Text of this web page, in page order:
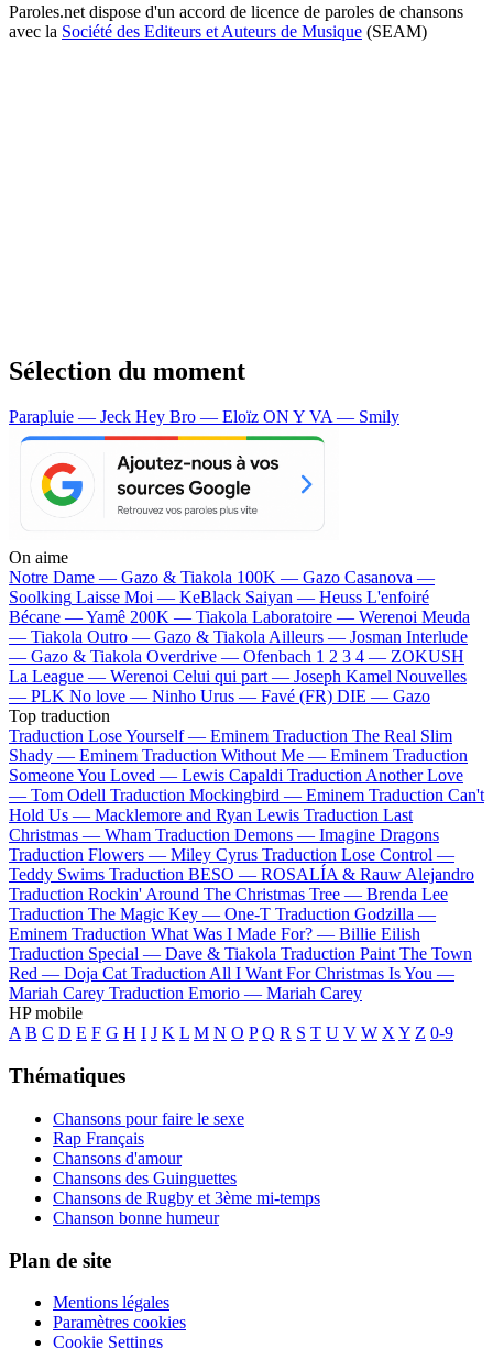
Paroles.net dispose d'un accord de licence de paroles de chansons
avec la Société des Editeurs et Auteurs de Musique (SEAM)
Sélection du moment
Parapluie — Jeck Hey Bro — Eloïz ON Y VA — Smily
On aime
Notre Dame — Gazo & Tiakola 100K — Gazo Casanova —
Soolking Laisse Moi — KeBlack Saiyan — Heuss L'enfoiré
Bécane —Yamê 200K — Tiakola Laboratoire — Werenoi Meuda
— Tiakola Outro — Gazo & TiakolaAilleurs — Josman Interlude
— Gazo & Tiakola Overdrive — Ofenbach 1 2 3 4 — ZOKUSH
La League — Werenoi Celui qui part — Joseph Kamel Nouvelles
— PLK No love — Ninho Urus — Favé (FR) DIE — Gazo
Top traduction
Traduction Lose Yourself — Eminem Traduction The Real Slim
Shady — Eminem Traduction Without Me — Eminem Traduction
Someone You Loved — Lewis Capaldi Traduction Another Love
— Tom Odell Traduction Mockingbird — Eminem Traduction Can't
Hold Us — Macklemore and Ryan Lewis Traduction Last
Christmas — Wham Traduction Demons — Imagine Dragons
Traduction Flowers — Miley Cyrus Traduction Lose Control —
Teddy Swims Traduction BESO — ROSALÍA & Rauw Alejandro
Traduction Rockin' Around The Christmas Tree — Brenda Lee
Traduction The Magic Key — One-T Traduction Godzilla —
Eminem Traduction What Was I Made For? — Billie Eilish
Traduction Special — Dave & Tiakola Traduction Paint The Town
Red — Doja Cat Traduction All I Want For Christmas Is You —
Mariah Carey Traduction Emorio — Mariah Carey
HP mobile
A B C D E F G H I J K L M N O P Q R S T U V W XY Z 0-9
Thématiques
Chansons pour faire le sexe
Rap Français
Chansons d'amour
Chansons des Guinguettes
Chansons de Rugby et 3ème mi-temps
Chanson bonne humeur
Plan de site
Mentions légales
Paramètres cookies
Cookie Settings